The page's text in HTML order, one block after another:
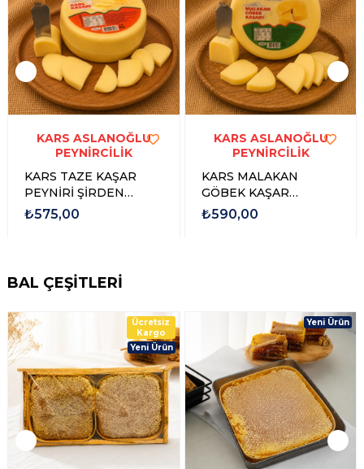
KARS ASLANOĞLU
PEYNİRCİLİK
KARS TAZE KAŞAR
PEYNİRİ ŞİRDEN
MAYALI
₺575,00
KARS ASLANOĞLU
PEYNİRCİLİK
KARS MALAKAN
GÖBEK KAŞAR
PEYNİRİ ŞİRDEN
MAYALI 1 KG
₺590,00
BAL ÇEŞİTLERİ
Ücretsiz
Kargo
Yeni Ürün
Yeni Ürün